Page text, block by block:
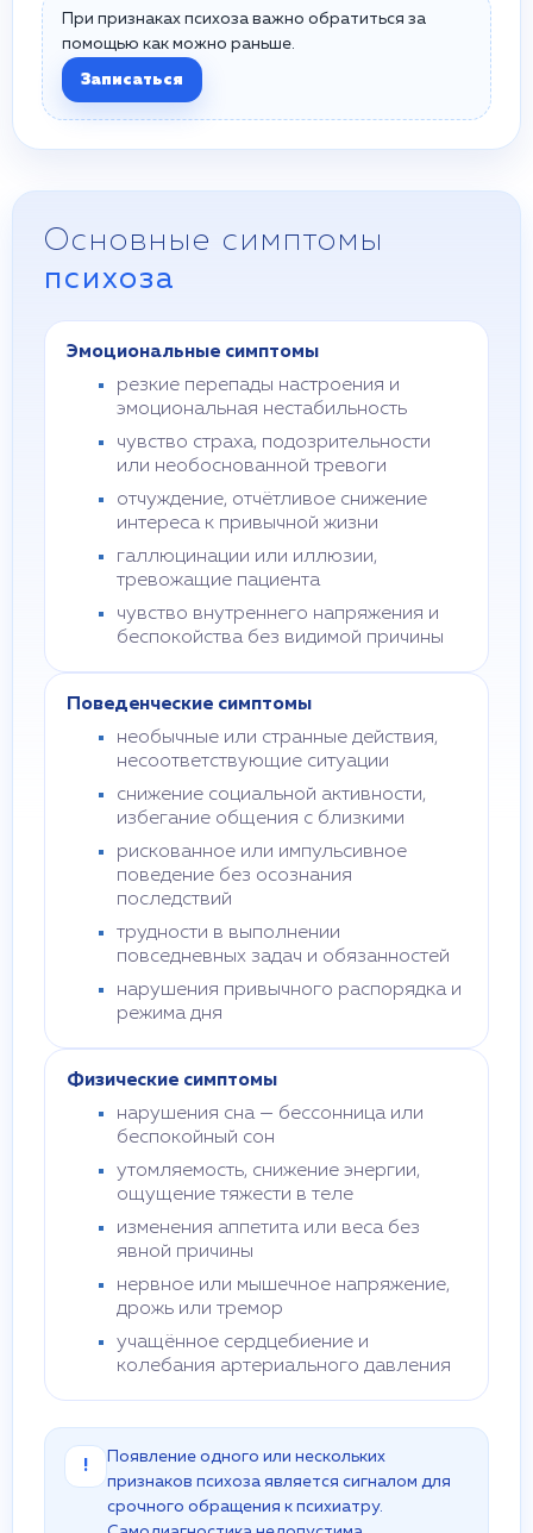
При признаках психоза важно обратиться за
помощью как можно раньше.
Записаться
Основные симптомы
психоза
Эмоциональные симптомы
резкие перепады настроения и
эмоциональная нестабильность
чувство страха, подозрительности
или необоснованной тревоги
отчуждение, отчётливое снижение
интереса к привычной жизни
галлюцинации или иллюзии,
тревожащие пациента
чувство внутреннего напряжения и
беспокойства без видимой причины
Поведенческие симптомы
необычные или странные действия,
несоответствующие ситуации
снижение социальной активности,
избегание общения с близкими
рискованное или импульсивное
поведение без осознания
последствий
трудности в выполнении
повседневных задач и обязанностей
нарушения привычного распорядка и
режима дня
Физические симптомы
нарушения сна — бессонница или
беспокойный сон
утомляемость, снижение энергии,
ощущение тяжести в теле
изменения аппетита или веса без
явной причины
нервное или мышечное напряжение,
дрожь или тремор
учащённое сердцебиение и
колебания артериального давления
!
Появление одного или нескольких
признаков психоза является сигналом для
срочного обращения к психиатру.